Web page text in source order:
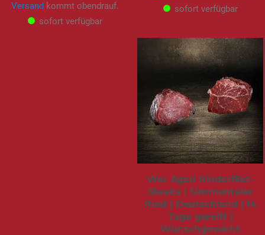
Versandkommt obendrauf.
sofort verfügbar
sofort verfügbar
Wet Aged Rinderfilet-
Steaks | Simmentaler
Rind | Deutschland | 14
Tage gereift |
Wunschgewicht